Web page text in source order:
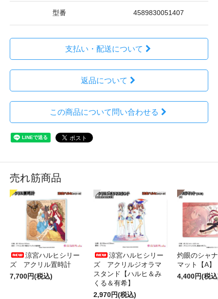
型番 4589830051407
支払い・配送について
返品について
この商品について問い合わせる
売れ筋商品
涼宮ハルヒシリー
ズ アクリル置時計
7,700円(税込)
涼宮ハルヒシリー
ズ アクリルジオラマ
スタンド【ハルヒ＆み
くる＆有希】
2,970円(税込)
灼眼のシャ
マット【A】
4,400円(税